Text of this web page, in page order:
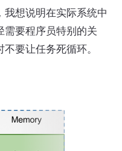
想说明在实际系统中
需要程序员特别的关
要让任务死循环。